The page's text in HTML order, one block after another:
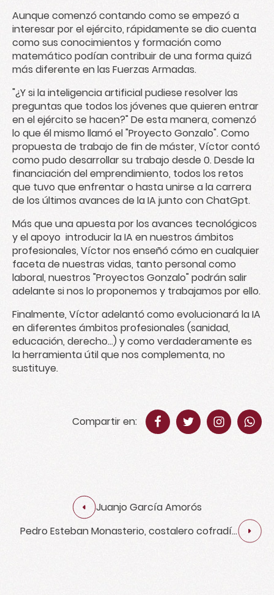
Aunque comenzó contando como se empezó a
interesar por el ejército, rápidamente se dio cuenta
como sus conocimientos y formación como
matemático podían contribuir de una forma quizá
más diferente en las Fuerzas Armadas.
"¿Y si la inteligencia artificial pudiese resolver las
preguntas que todos los jóvenes que quieren entrar
en el ejército se hacen?" De esta manera, comenzó
lo que él mismo llamó el "Proyecto Gonzalo". Como
propuesta de trabajo de fin de máster, Víctor contó
como pudo desarrollar su trabajo desde 0. Desde la
financiación del emprendimiento, todos los retos
que tuvo que enfrentar o hasta unirse a la carrera
de los últimos avances de la IA junto con ChatGpt.
Más que una apuesta por los avances tecnológicos
y el apoyo introducir la IA en nuestros ámbitos
profesionales, Víctor nos enseñó cómo en cualquier
faceta de nuestras vidas, tanto personal como
laboral, nuestros "Proyectos Gonzalo" podrán salir
adelante si nos lo proponemos y trabajamos por ello.
Finalmente, Víctor adelantó como evolucionará la IA
en diferentes ámbitos profesionales (sanidad,
educación, derecho...) y como verdaderamente es
la herramienta útil que nos complementa, no
sustituye.
Compartir en:
Juanjo García Amorós
Pedro Esteban Monasterio, costalero cofradía